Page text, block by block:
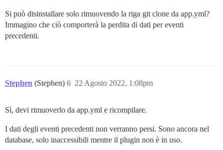
Si può disinstallare solo rimuovendo la riga git clone da app.yml?
Immagino che ciò comporterà la perdita di dati per eventi
precedenti.
Stephen (Stephen) 22 Agosto 2022, 1:08pm
6
Sì, devi rimuoverlo da app.yml e ricompilare.
I dati degli eventi precedenti non verranno persi. Sono ancora nel
database, solo inaccessibili mentre il plugin non è in uso.